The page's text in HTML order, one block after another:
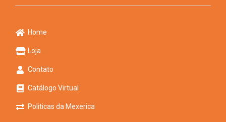
Home
Loja
Contato
Catálogo Virtual
Politicas da Mexerica